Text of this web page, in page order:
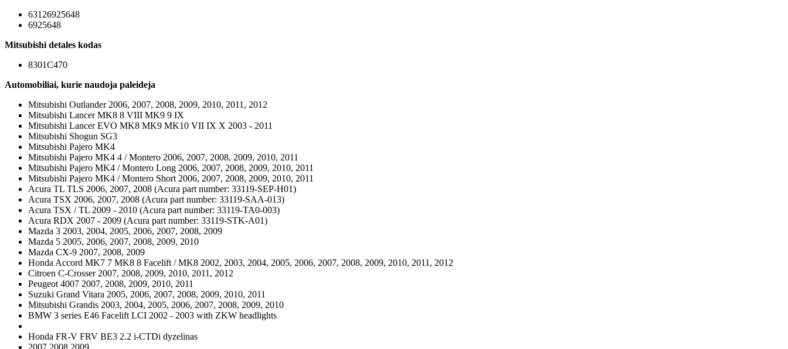
63126925648
6925648
Mitsubishi detales kodas
8301C470
Automobiliai, kurie naudoja paleideja
Mitsubishi Outlander 2006, 2007, 2008, 2009, 2010, 2011, 2012
Mitsubishi Lancer MK8 8 VIII MK9 9 IX
Mitsubishi Lancer EVO MK8 MK9 MK10 VII IX X 2003 - 2011
Mitsubishi Shogun SG3
Mitsubishi Pajero MK4
Mitsubishi Pajero MK4 4 / Montero 2006, 2007, 2008, 2009, 2010, 2011
Mitsubishi Pajero MK4 / Montero Long 2006, 2007, 2008, 2009, 2010, 2011
Mitsubishi Pajero MK4 / Montero Short 2006, 2007, 2008, 2009, 2010, 2011
Acura TL TLS 2006, 2007, 2008 (Acura part number: 33119-SEP-H01)
Acura TSX 2006, 2007, 2008 (Acura part number: 33119-SAA-013)
Acura TSX / TL 2009 - 2010 (Acura part number: 33119-TA0-003)
Acura RDX 2007 - 2009 (Acura part number: 33119-STK-A01)
Mazda 3 2003, 2004, 2005, 2006, 2007, 2008, 2009
Mazda 5 2005, 2006, 2007, 2008, 2009, 2010
Mazda CX-9 2007, 2008, 2009
Honda Accord MK7 7 MK8 8 Facelift / MK8 2002, 2003, 2004, 2005, 2006, 2007, 2008, 2009, 2010, 2011, 2012
Citroen C-Crosser 2007, 2008, 2009, 2010, 2011, 2012
Peugeot 4007 2007, 2008, 2009, 2010, 2011
Suzuki Grand Vitara 2005, 2006, 2007, 2008, 2009, 2010, 2011
Mitsubishi Grandis 2003, 2004, 2005, 2006, 2007, 2008, 2009, 2010
BMW 3 series E46 Facelift LCI 2002 - 2003 with ZKW headlights
Honda FR-V FRV BE3 2.2 i-CTDi dyzelinas
2007 2008 2009